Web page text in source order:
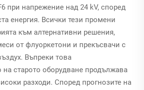
при напрежение над 24 kV, според
енергия. Всички тези промени
към алтернативни решения,
от флуоркетони и прекъсвачи с
Въпреки това
на старото оборудване продължава
разходи. Според прогнозите на